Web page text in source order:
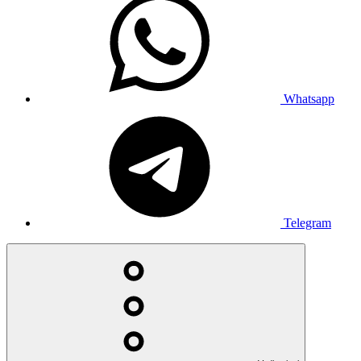
Whatsapp
Telegram